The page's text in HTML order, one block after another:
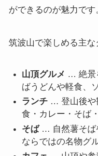
ができるのが魅力です
筑波山で楽しめる主な
山頂グルメ … 絶景
ばうどんや軽食、
ランチ… 登山後や
食・カレー・そば
そば… 自然薯そば
ならではの名物グ